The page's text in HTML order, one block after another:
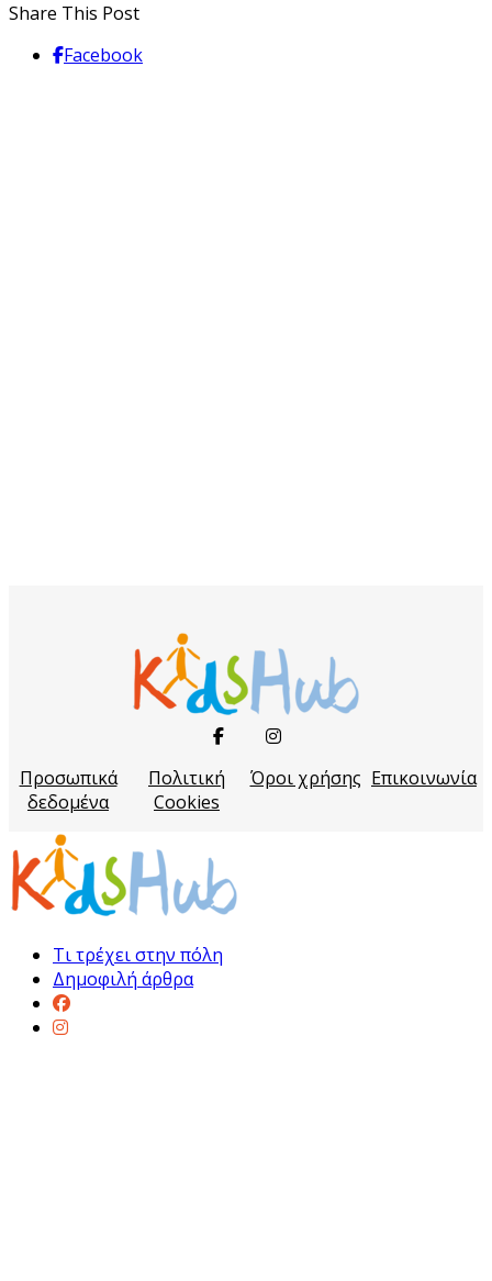
Share This Post
Facebook
Προσωπικά
δεδομένα
Πολιτική
Cookies
Όροι χρήσης Επικοινωνία
Τι τρέχει στην πόλη
Δημοφιλή άρθρα